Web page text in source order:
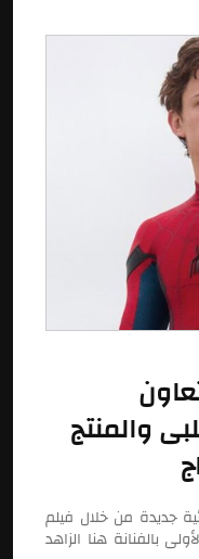
والمنتج
جديدة من خلال فيلم
بالفنانة هنا الزاهد